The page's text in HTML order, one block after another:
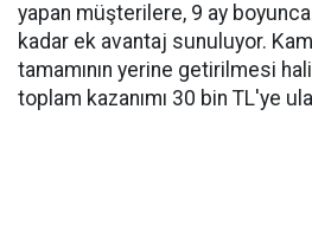
yapan müşterilere, 9 ay
kadar ek avantaj sunuluyor.
tamamının yerine getirilmesi
toplam kazanımı 30 bin TL'ye